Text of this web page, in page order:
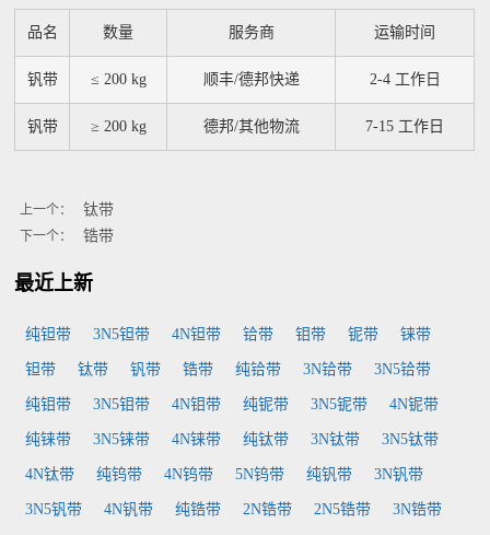
品名 数量 服务商 运输时间
钒带 ≤ 200 kg 顺丰/德邦快递 2-4 工作日
钒带 ≥ 200 kg 德邦/其他物流 7-15 工作日
上一个： 钛带
下一个： 锆带
最近上新
纯钽带 3N5钽带 4N钽带 铪带 钼带 铌带 铼带
钽带 钛带 钒带 锆带 纯铪带 3N铪带 3N5铪带
纯钼带 3N5钼带 4N钼带 纯铌带 3N5铌带 4N铌带
纯铼带 3N5铼带 4N铼带 纯钛带 3N钛带 3N5钛带
4N钛带 纯钨带 4N钨带 5N钨带 纯钒带 3N钒带
3N5钒带 4N钒带 纯锆带 2N锆带 2N5锆带 3N锆带